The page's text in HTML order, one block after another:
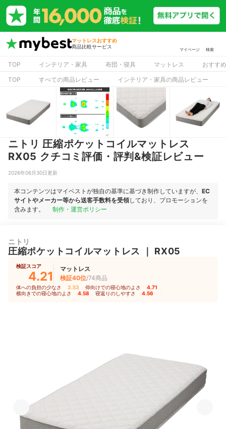
マットレスおすすめ
商品比較サービス
マイページ 検索
TOP インテリア・家具 布団・寝具 マットレス
おすす
TOP
すべての商品レビュー インテリア・家具の商品レビュー
ニトリ 圧縮ポケットコイルマットレス
RX05 クチコミ評価・評判&検証レビュー
2026年06月30日更新
本コンテンツはマイベストが独自の基準に基づき制作していますが、 EC
サイトやメーカー等から送客手数料を受領しており、プロモーションを
含みます。
制作・運営ポリシー
ニトリ
圧縮ポケットコイルマットレス RX05
検証スコア
4.21
マットレス
検証40位/74商品
体への負担の少なさ 3.53 仰向けでの寝心地のよさ 4.71
横向きでの寝心地のよさ 4.58 寝返りのしやすさ 4.56